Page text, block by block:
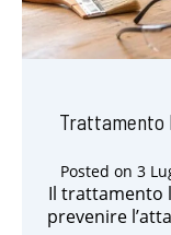
Trattamento
Posted on 3
Il trattamento
prevenire